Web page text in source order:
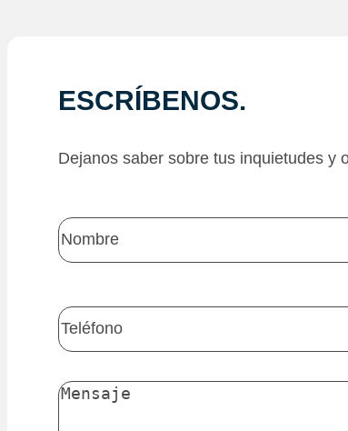
ESCRÍBENOS.
Dejanos saber sobre tus inquietudes y